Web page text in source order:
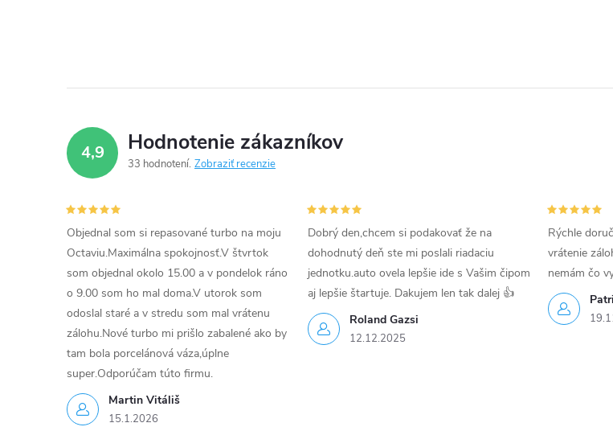
e
r
v
k
y
v
ý
p
i
s
4,9 Hodnotenie zákazníkov
33 hodnotení Zobraziť recenzie
Martin Vitáliš
15.1.2026
Objednal som si repasované turbo na moju
Octaviu.Maximálna spokojnosť.V štvrtok
som objednal okolo 15.00 a v pondelok ráno
o 9.00 som ho mal doma.V utorok som
odoslal staré a v stredu som mal vrátenu
zálohu.Nové turbo mi prišlo zabalené ako by
tam bola porcelánová váza,úplne
super.Odporúčam túto firmu.
Roland Gazsi
12.12.2025
Dobrý den,chcem si podakovať že na
dohodnutý deň ste mi poslali riadaciu
jednotku.auto ovela lepšie ide s Vašim čipom
aj lepšie štartuje. Dakujem len tak dalej 👍
Rýchle
vrátenie
nemám čo